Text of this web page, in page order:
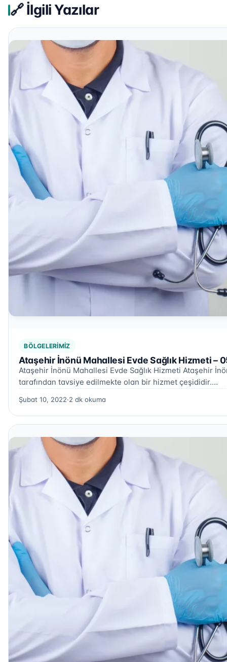
🔗 İlgili Yazılar
BÖLGELERIMIZ
Ataşehir İnönü Mahallesi Evde Sağlık Hizmeti –
Ataşehir İnönü Mahallesi Evde Sağlık Hizmeti Ataşehir
tarafından tavsiye edilmekte olan bir hizmet çeşididir.…
Şubat 10, 2022·2 dk okuma